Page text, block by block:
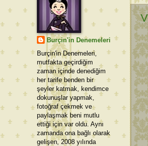
Burçin'in Denemeleri
Burçin'in Denemeleri,
mutfakta geçirdiğim
zaman içinde denediğim
her tarife benden bir
şeyler katmak, kendimce
dokunuşlar yapmak,
fotoğraf çekmek ve
paylaşmak beni mutlu
ettiği için var oldu. Aynı
zamanda ona bağlı olarak
gelişen, 2008 yılında